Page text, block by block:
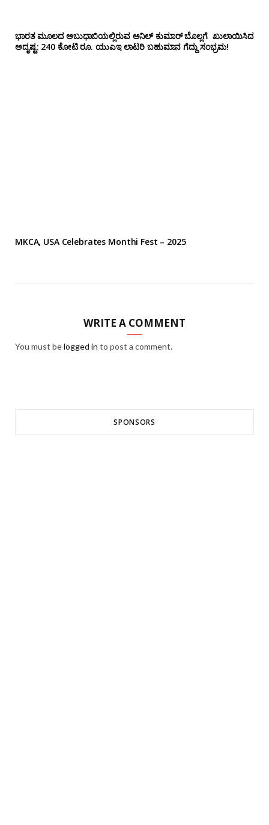
ಭಾರತ ಮೂಲದ ಅಬುಧಾಬಿಯಲ್ಲಿರುವ ಅನಿಲ್‌ ಕುಮಾರ್ ಬೊಲ್ಲಗೆ ಖುಲಾಯಿಸಿದ
ಅದೃಷ್ಟ: 240 ಕೋಟಿ ರೂ. ಯುಎಇ ಲಾಟರಿ ಬಹುಮಾನ ಗೆದ್ದು ಸಂಭ್ರಮ!
MKCA, USA Celebrates Monthi Fest – 2025
WRITE A COMMENT
You must belogged in to post a comment.
SPONSORS